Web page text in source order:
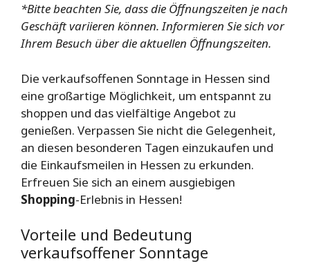
*Bitte beachten Sie, dass die Öffnungszeiten je nach
Geschäft variieren können. Informieren Sie sich vor
Ihrem Besuch über die aktuellen Öffnungszeiten.
Die verkaufsoffenen Sonntage in Hessen sind
eine großartige Möglichkeit, um entspannt zu
shoppen und das vielfältige Angebot zu
genießen. Verpassen Sie nicht die Gelegenheit,
an diesen besonderen Tagen einzukaufen und
die Einkaufsmeilen in Hessen zu erkunden.
Erfreuen Sie sich an einem ausgiebigen
Shopping-Erlebnis in Hessen!
Vorteile und Bedeutung
verkaufsoffener Sonntage